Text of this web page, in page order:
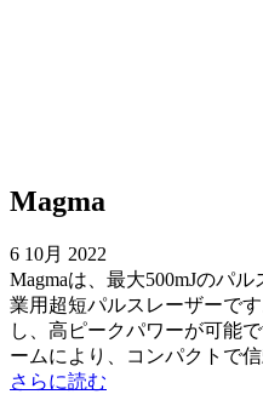
Magma
6 10月 2022
Magmaは、最大500mJのパ
業用超短パルスレーザーで
し、高ピークパワーが可能
ームにより、コンパクトで
さらに読む